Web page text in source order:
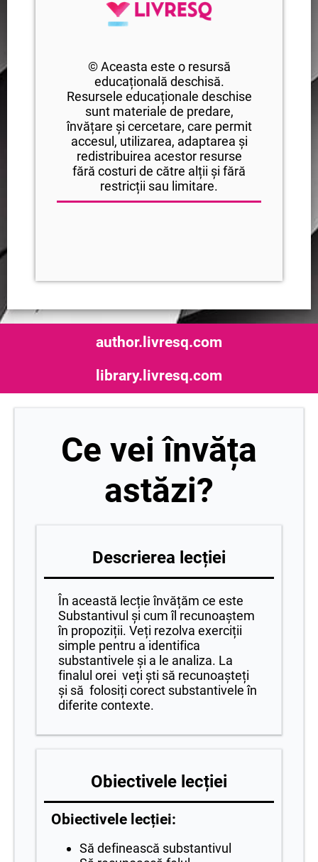
© Aceasta este o resursă
educațională deschisă.
Resursele educaționale deschise
sunt materiale de predare,
învățare și cercetare, care permit
accesul, utilizarea, adaptarea și
redistribuirea acestor resurse
fără costuri de către alții și fără
restricții sau limitare.
author.livresq.com
library.livresq.com
Ce vei învăța
astăzi?
Descrierea lecției
În această lecție învățăm ce este
Substantivul și cum îl recunoaștem
în propoziții. Veți rezolva exerciții
simple pentru a identifica
substantivele și a le analiza. La
finalul orei veți ști să recunoașteți
și să folosiți corect substantivele în
diferite contexte.
Obiectivele lecției
Obiectivele lecției:
Să definească substantivul